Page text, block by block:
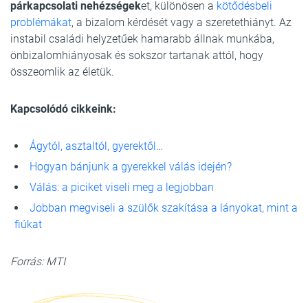
párkapcsolati nehézségeket, különösen a kötődésbeli
problémákat, a bizalom kérdését vagy a szeretethiányt. Az
instabil családi helyzetűek hamarabb állnak munkába,
önbizalomhiányosak és sokszor tartanak attól, hogy
összeomlik az életük.
Kapcsolódó cikkeink:
Ágytól, asztaltól, gyerektől…
Hogyan bánjunk a gyerekkel válás idején?
Válás: a piciket viseli meg a legjobban
Jobban megviseli a szülők szakítása a lányokat, mint a
fiúkat
Forrás: MTI